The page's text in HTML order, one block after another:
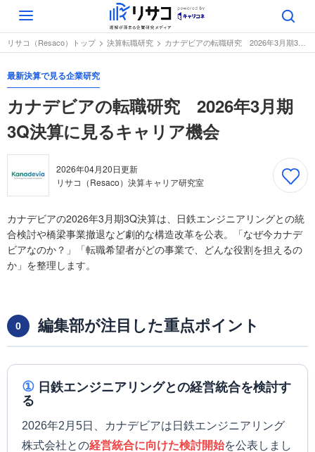
Toggle
navigation
リサコ（Resaco）トップ 決算転職研究 カナデビアの転職研究 2026年3月期3Q決算に見るキャリア機会
最新決算で見る企業研究
カナデビアの転職研究 2026年3月期
3Q決算に見るキャリア機会
2026年04月20日更新
リサコ（Resaco）決算キャリア研究室
カナデビアの2026年3月期3Q決算は、日鉄エンジニアリングとの統
合検討や橋梁事業撤退など劇的な構造改革を公表。「なぜ今カナデ
ビアなのか？」「転職希望者がどの事業で、どんな役割を担えるの
か」を整理します。
0 編集部が注目した重点ポイント
① 日鉄エンジニアリングとの経営統合を検討す
る
2026年2月5日、カナデビアは日鉄エンジニアリング
株式会社との経営統合に向けた検討開始を公表しまし